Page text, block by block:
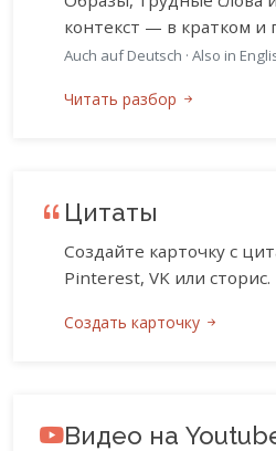
контекст — в кратком и
Auch auf Deutsch · Also in
Читать разбор
Цитаты
Создайте карточку с
Pinterest, VK или сторис.
Создать карточку
Видео на